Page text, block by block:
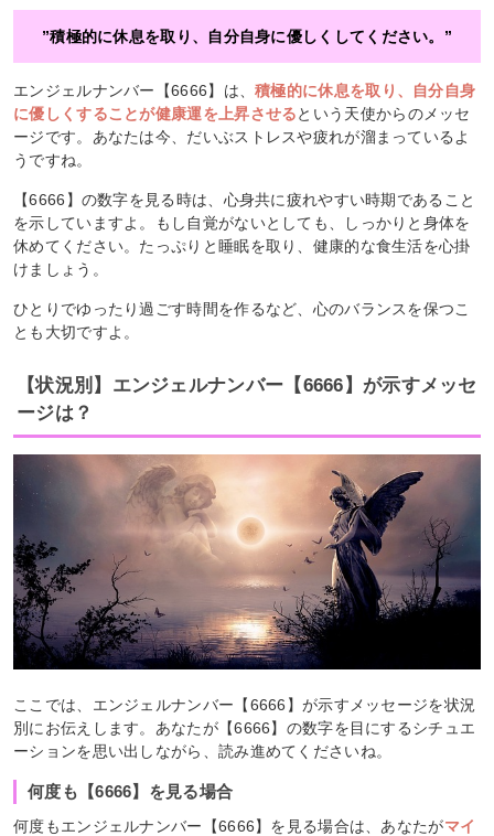
”積極的に休息を取り、自分自身に優しくしてください。”
エンジェルナンバー【6666】は、積極的に休息を取り、自分自身
に優しくすることが健康運を上昇させるという天使からのメッセ
ージです。あなたは今、だいぶストレスや疲れが溜まっているよ
うですね。
【6666】の数字を見る時は、心身共に疲れやすい時期であること
を示していますよ。もし自覚がないとしても、しっかりと身体を
休めてください。たっぷりと睡眠を取り、健康的な食生活を心掛
けましょう。
ひとりでゆったり過ごす時間を作るなど、心のバランスを保つこ
とも大切ですよ。
【状況別】エンジェルナンバー【6666】が示すメッセ
ージは？
ここでは、エンジェルナンバー【6666】が示すメッセージを状況
別にお伝えします。あなたが【6666】の数字を目にするシチュエ
ーションを思い出しながら、読み進めてくださいね。
何度も【6666】を見る場合
何度もエンジェルナンバー【6666】を見る場合は、あなたがマイ